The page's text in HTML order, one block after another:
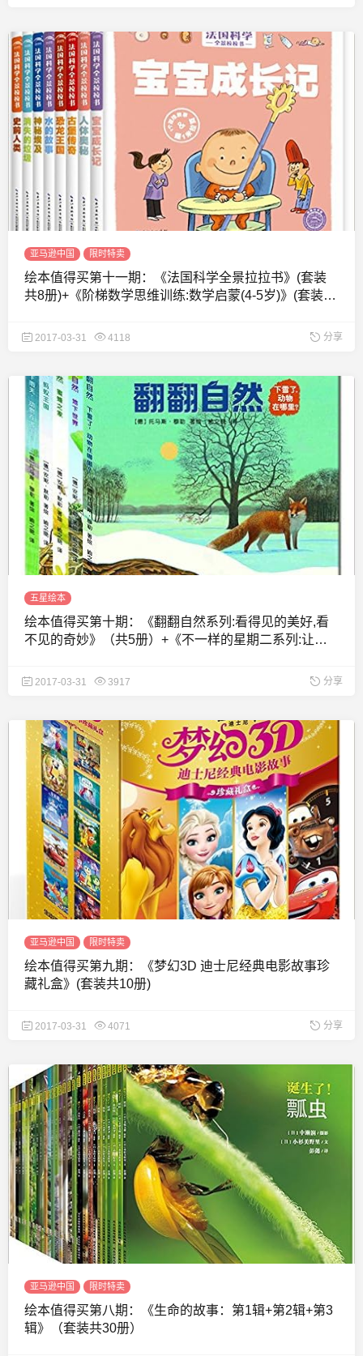
亚马逊中国 限时特卖
绘本值得买第十一期：《法国科学全景拉拉书》(套装
共8册)+《阶梯数学思维训练:数学启蒙(4-5岁)》(套装共
2017-03-31 4118 分享
五星绘本
绘本值得买第十期：《翻翻自然系列:看得见的美好,看
不见的奇妙》（共5册）+《不一样的星期二系列:让孩
2017-03-31 3917 分享
亚马逊中国 限时特卖
绘本值得买第九期：《梦幻3D 迪士尼经典电影故事珍
藏礼盒》(套装共10册)
2017-03-31 4071 分享
亚马逊中国 限时特卖
绘本值得买第八期：《生命的故事：第1辑+第2辑+第3
辑》（套装共30册）